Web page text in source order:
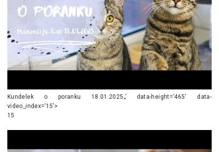
Kundelek o poranku 18.01.2025„’ data-height=’465′ data-
video_index=’15’>
15